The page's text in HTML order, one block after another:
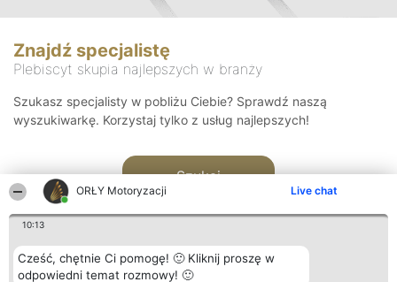
ORŁY Motoryzacji Live chat
10:13
Cześć, chętnie Ci pomogę! 🙂 Kliknij proszę w
odpowiedni temat rozmowy! 🙂
Znajdź specjalistę
Plebiscyt skupia najlepszych w branży
Szukasz specjalisty w pobliżu Ciebie? Sprawdź naszą
wyszukiwarkę. Korzystaj tylko z usług najlepszych!
Szukaj